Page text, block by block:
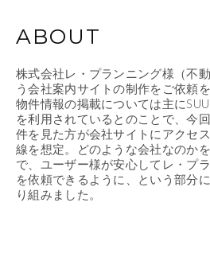
ABOUT
株式会社レ・プランニング様（不
う会社案内サイトの制作をご依頼
物件情報の掲載については主に
を利用されているとのことで、今
件を見た方が会社サイトにアクセ
線を想定。どのような会社なのか
で、ユーザー様が安心してレ・プ
を依頼できるように、という部分
り組みました。